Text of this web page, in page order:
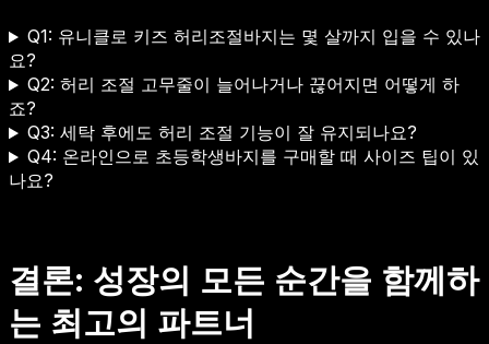
Q1: 유니클로 키즈 허리조절바지는 몇 살까지 입을 수 있나
요?
Q2: 허리 조절 고무줄이 늘어나거나 끊어지면 어떻게 하
죠?
Q3: 세탁 후에도 허리 조절 기능이 잘 유지되나요?
Q4: 온라인으로 초등학생바지를 구매할 때 사이즈 팁이 있
나요?
결론: 성장의 모든 순간을 함께하
는 최고의 파트너